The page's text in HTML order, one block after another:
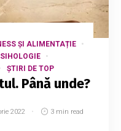
ȘI ALIMENTAȚIE
ȘTIRI DE TOP
Până unde?
2022 3 min read